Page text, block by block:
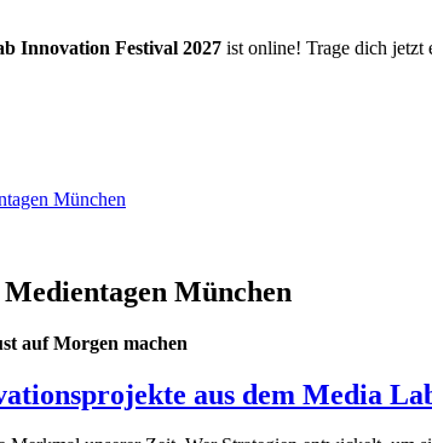
Innovation Festival 2027 ist online! Trage dich jetzt
München
München
auf Morgen machen
aus dem Media